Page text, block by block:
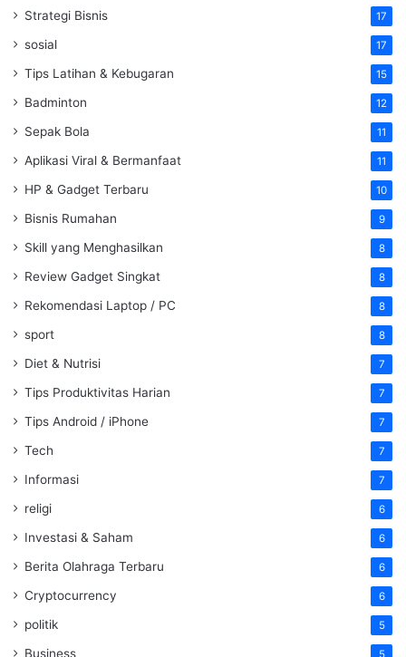
Strategi Bisnis 17
sosial 17
Tips Latihan & Kebugaran 15
Badminton 12
Sepak Bola 11
Aplikasi Viral & Bermanfaat 11
HP & Gadget Terbaru 10
Bisnis Rumahan 9
Skill yang Menghasilkan 8
Review Gadget Singkat 8
Rekomendasi Laptop / PC 8
sport 8
Diet & Nutrisi 7
Tips Produktivitas Harian 7
Tips Android / iPhone 7
Tech 7
Informasi 7
religi 6
Investasi & Saham 6
Berita Olahraga Terbaru 6
Cryptocurrency 6
politik 5
Business 5